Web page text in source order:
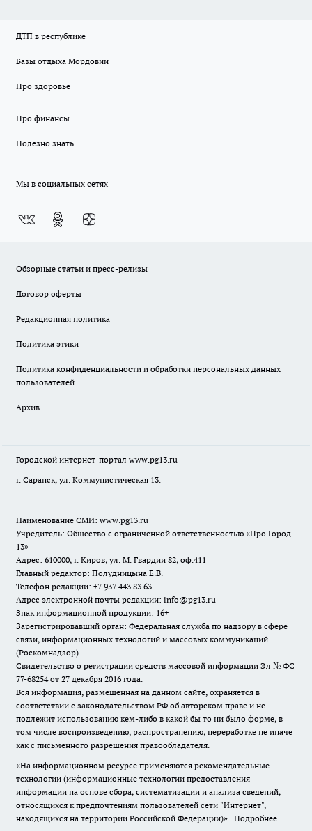
ДТП в республике
Базы отдыха Мордовии
Про здоровье
Про финансы
Полезно знать
Мы в социальных сетях
Обзорные статьи и пресс-релизы
Договор оферты
Редакционная политика
Политика этики
Политика конфиденциальности и обработки персональных данных
пользователей
Архив
Городской интернет-портал www.pg13.ru
г. Саранск, ул. Коммунистическая 13.
Наименование СМИ: www.pg13.ru
Учредитель: Общество с ограниченной ответственностью «Про Город
13»
Адрес: 610000, г. Киров, ул. М. Гвардии 82, оф.411
Главный редактор: Полудницына Е.В.
Телефон редакции: +7 937 443 83 63
Адрес электронной почты редакции: info@pg13.ru
Знак информационной продукции: 16+
Зарегистрировавший орган: Федеральная служба по надзору в сфере
связи, информационных технологий и массовых коммуникаций
(Роскомнадзор)
Свидетельство о регистрации средств массовой информации Эл № ФС
77-68254 от 27 декабря 2016 года.
Вся информация, размещенная на данном сайте, охраняется в
соответствии с законодательством РФ об авторском праве и не
подлежит использованию кем-либо в какой бы то ни было форме, в
том числе воспроизведению, распространению, переработке не иначе
как с письменного разрешения правообладателя.
«На информационном ресурсе применяются рекомендательные
технологии (информационные технологии предоставления
информации на основе сбора, систематизации и анализа сведений,
относящихся к предпочтениям пользователей сети "Интернет",
находящихся на территории Российской Федерации)». Подробнее